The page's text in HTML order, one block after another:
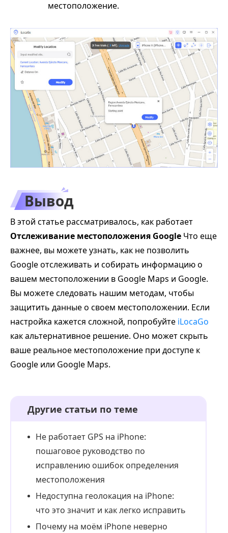
местоположение.
Вывод
В этой статье рассматривалось, как работает
Отслеживание местоположения Google Что еще
важнее, вы можете узнать, как не позволить
Google отслеживать и собирать информацию о
вашем местоположении в Google Maps и Google.
Вы можете следовать нашим методам, чтобы
защитить данные о своем местоположении. Если
настройка кажется сложной, попробуйте iLocaGo
как альтернативное решение. Оно может скрыть
ваше реальное местоположение при доступе к
Google или Google Maps.
Другие статьи по теме
Не работает GPS на iPhone:
пошаговое руководство по
исправлению ошибок определения
местоположения
Недоступна геолокация на iPhone:
что это значит и как легко исправить
Почему на моём iPhone неверно